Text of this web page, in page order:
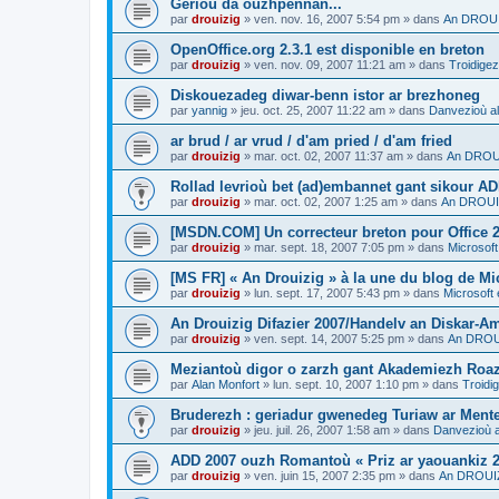
Gerioù da ouzhpennañ...
par drouizig » ven. nov. 16, 2007 5:54 pm » dans An
OpenOffice.org 2.3.1 est disponible en breton
par drouizig » ven. nov. 09, 2007 11:21 am » dans
Diskouezadeg diwar-benn istor ar brezhoneg
par yannig » jeu. oct. 25, 2007 11:22 am » dans Danvezioù
ar brud / ar vrud / d'am pried / d'am fried
par drouizig » mar. oct. 02, 2007 11:37 am » dans An
Rollad levrioù bet (ad)embannet gant sikour
par drouizig » mar. oct. 02, 2007 1:25 am » dans An
[MSDN.COM] Un correcteur breton pour Office
par drouizig » mar. sept. 18, 2007 7:05 pm » dans
[MS FR] « An Drouizig » à la une du blog de
par drouizig » lun. sept. 17, 2007 5:43 pm » dans Microsoft
An Drouizig Difazier 2007/Handelv an Diskar-
par drouizig » ven. sept. 14, 2007 5:25 pm » dans An
Meziantoù digor o zarzh gant Akademiezh
par Alan Monfort » lun. sept. 10, 2007 1:10 pm » dans
Bruderezh : geriadur gwenedeg Turiaw ar
par drouizig » jeu. juil. 26, 2007 1:58 am » dans Danvezioù
ADD 2007 ouzh Romantoù « Priz ar yaouankiz
par drouizig » ven. juin 15, 2007 2:35 pm » dans An